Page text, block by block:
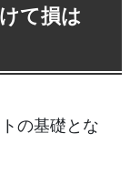
て損は
の基礎とな